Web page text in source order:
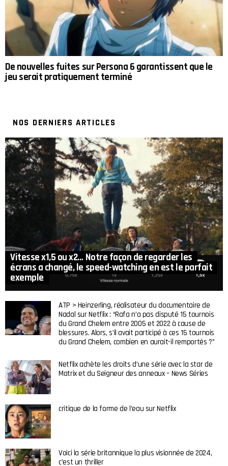
De nouvelles fuites sur Persona 6 garantissent que le
jeu serait pratiquement terminé
NOS DERNIERS ARTICLES
Vitesse x1,5 ou x2… Notre façon de regarder les
écrans a changé, le speed-watching en est le parfait
exemple
ATP > Heinzerling, réalisateur du documentaire de
Nadal sur Netflix : “Rafa n’a pas disputé 15 tournois
du Grand Chelem entre 2005 et 2022 à cause de
blessures. Alors, s’il avait participé à ces 15 tournois
du Grand Chelem, combien en aurait-il remportés ?”
Netflix achète les droits d’une série avec la star de
Matrix et du Seigneur des anneaux – News Séries
critique de la forme de l’eau sur Netflix
Voici la série britannique la plus visionnée de 2024,
c’est un thriller